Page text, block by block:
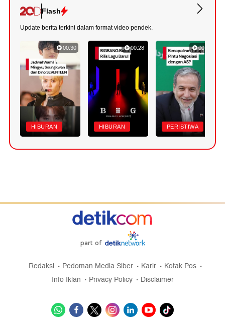
Flash
Update berita terkini dalam format video pendek.
00:30
HIBURAN
00:28
HIBURAN
00:45
PERISTIWA
part of
Redaksi Pedoman Media Siber Karir
Kotak Pos
Info Iklan
Privacy Policy Disclaimer